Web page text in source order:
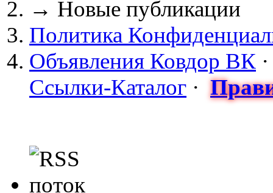
Сизонов Андрей :
(04 March 2017 -
майдан?
cont.ws/
kovdor
→ Новые публикации
Политика
Объявления Ковдор ВК
Ссылки-Каталог ·